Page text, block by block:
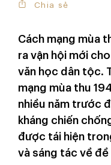
Chia sẻ
Cách mạng mùa
ra vận hội mới
văn học dân tộc.
mạng mùa thu
nhiều năm trước
kháng chiến
được tái hiện
và sáng tác về